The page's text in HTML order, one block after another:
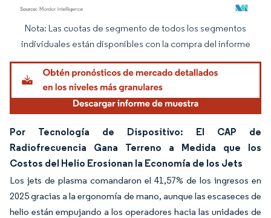
Imagen © Mordor Intelligence. El uso requiere atribución según CC BY 4.0.
Nota: Las cuotas de segmento de todos los segmentos
individuales están disponibles con la compra del informe
Por Tecnología de Dispositivo: El CAP de
Radiofrecuencia Gana Terreno a Medida que los
Costos del Helio Erosionan la Economía de los Jets
Los jets de plasma comandaron el 41,57% de los ingresos en
2025 gracias a la ergonomía de mano, aunque las escaseces de
helio están empujando a los operadores hacia las unidades de